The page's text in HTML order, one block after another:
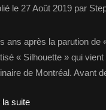
le 27 Août 2019 par
ans après la parution de
« Silhouette » qui
de Montréal. Avant
la suite